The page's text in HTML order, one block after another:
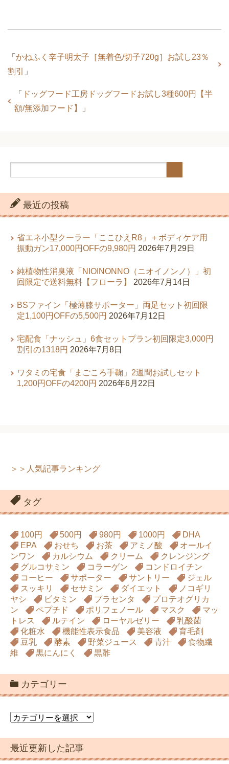
「 かねふく辛子明太子［無着色/切子720g］お試し23％
割引
」
「
ドッグフード工房ドッグフードお試し3種600円【半
額/無添加フード】
」
最近の投稿
省エネ小型クーラー「ここひえR8」＋ボディケア用
振動ガン17,000円OFFの9,980円 2026年7月29日
純植物性消臭液「NIOINONNO（ニオイノンノ）」初
回限定で送料無料【フローラ】
2026年7月14日
BSファイン「極薄膝サポーター」両足セット初回限
定1,100円OFFの5,500円 2026年7月12日
宅配食「ナッシュ」6食セットプラン初回限定3,000円
割引の1318円 2026年7月8日
ワタミの宅食「まごころ手鞠」2週間お試しセット
1,200円OFFの4200円 2026年6月22日
＞＞人気記事ランキング
タグ
100円 500円 980円 1000円
DHA
EPA
おせち お茶 アミノ酸
オールイ
ンワン
カルシウム クリーム
クレンジング
グルコサミン
コラーゲン
コンドロイチン
コーヒー
サポーター サントリー
ジェル
スッキリ
セサミン ダイエット
ノコギリ
ヤシ
ビタミン プラセンタ
プロテオグリカ
ン
ペプチド ポリフェノール マスク
マッ
トレス
ルテイン ローヤルゼリー
乳酸菌
化粧水
機能性表示食品 美容液
育毛剤
豆乳
酵素 野菜ジュース 青汁
食物繊
維
黒にんにく 黒酢
カテゴリー
カ
ゴ
リ
ー
最近更新した記事